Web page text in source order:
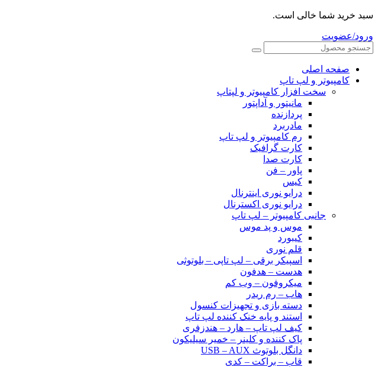
سبد خرید شما خالی است.
ورود/عضویت
صفحه اصلی
کامپیوتر و‌‌‌‌‌ لپ تاپ
سخت افزار کامپیوتر و لپتاپ
مانیتور و آداپتور
پردازنده
مادربرد
رم کامپیوتر و لپ تاپ
کارت گرافیک
کارت صدا
پاور – فن
کیس
درایو نوری اینترنال
درایو نوری اکسترنال
جانبی کامپیوتر – لپ تاپ
موس و پد موس
کیبورد
قلم نوری
اسپیکر برقی – لپ تاپی – بلوتوثی
هدست – هدفون
میکروفون – وب کم
هاب – رم ریدر
دسته بازی و تجهیزات کنسول
استند و پایه خنک کننده لپ تاپ
کیف لپ تاپ – هارد – هندزفری
پاک کننده و کلینر – خمیر سیلیکون
دانگل بلوتوث USB – AUX
قاب – براکت – کدی